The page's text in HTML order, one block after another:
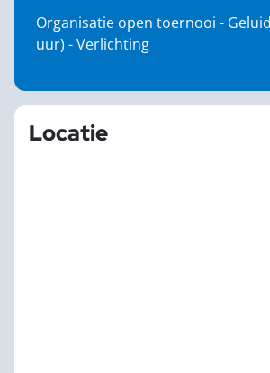
Organisatie open toernooi -
uur) - Verlichting
Locatie